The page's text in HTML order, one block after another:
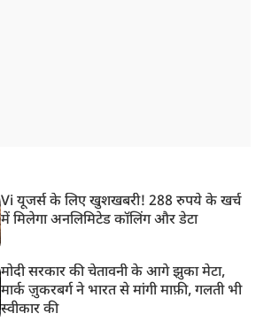
Vi यूजर्स के लिए खुशखबरी! 288 रुपये के खर्च
में मिलेगा अनलिमिटेड कॉलिंग और डेटा
मोदी सरकार की चेतावनी के आगे झुका मेटा,
मार्क ज़ुकरबर्ग ने भारत से मांगी माफ़ी, गलती भी
स्वीकार की